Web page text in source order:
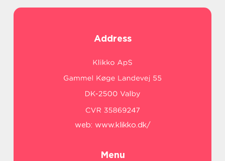
Address
web: www.klikko.dk/
Menu